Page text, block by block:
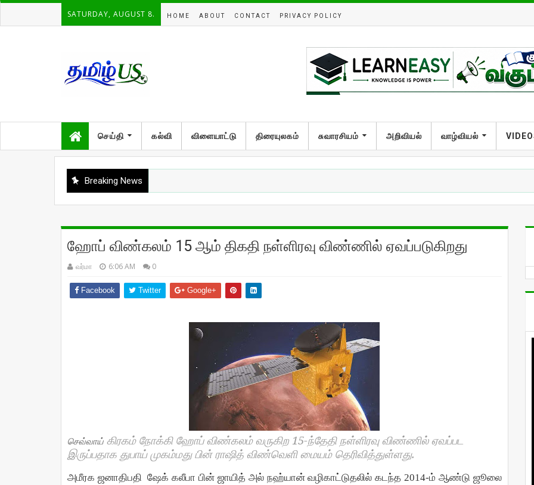
SATURDAY, AUGUST 8. HOME ABOUT CONTACT PRIVACY POLICY
செய்தி கல்வி விளையாட்டு திரையுலகம் சுவாரசியம் அறிவியல் வாழ்வியல்
Breaking News
ஹோப் விண்கலம் 15 ஆம் திகதி நள்ளிரவு விண்ணில் ஏவப்படுகிறது
வர்மா 6:06 AM 0
Facebook Twitter Google+
செவ்வாய் கிரகம் நோக்கி ஹோப் விண்கலம் வருகிற 15-ந்தேதி நள்ளிரவு விண்ணில் ஏவப்பட
இருப்பதாக துபாய் முகம்மது பின் ராஷித் விண்வெளி மையம் தெரிவித்துள்ளது.
அமீரக ஜனாதிபதி ஷேக் கலீபா பின் ஜாயித் அல் நஹ்யான் வழிகாட்டுதலில் கடந்த 2014-ம் ஆண்டு ஜூலை